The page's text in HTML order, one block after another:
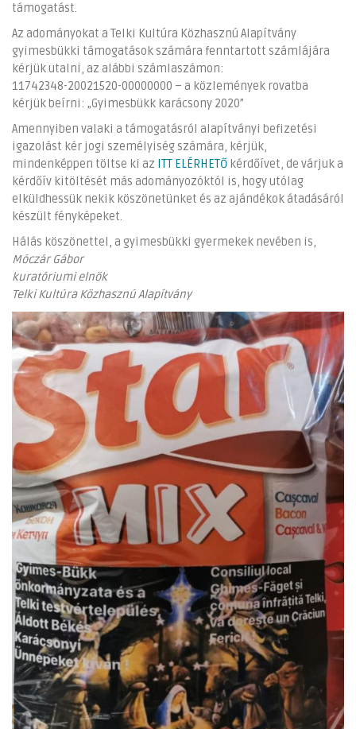
támogatást.
Az adományokat a Telki Kultúra Közhasznú Alapítvány
gyimesbükki támogatások számára fenntartott számlájára
kérjük utalni, az alábbi számlaszámon:
11742348-20021520-00000000 – a közlemények rovatba
kérjük beírni: „Gyimesbükk karácsony 2020”
Amennyiben valaki a támogatásról alapítványi befizetési
igazolást kér jogi személyiség számára, kérjük,
mindenképpen töltse ki az ITT ELÉRHETŐ kérdőívet, de várjuk a
kérdőív kitöltését más adományozóktól is, hogy utólag
elküldhessük nekik köszönetünket és az ajándékok átadásáról
készült fényképeket.
Hálás köszönettel, a gyimesbükki gyermekek nevében is,
Móczár Gábor
kuratóriumi elnök
Telki Kultúra Közhasznú Alapítvány